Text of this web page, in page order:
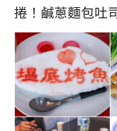
捲！鹹蔥麵包吐